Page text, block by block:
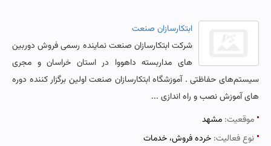
ابتکارسازان صنعت
شرکت ابتکارسازان صنعت نماینده رسمی فروش دوربین
های مداربسته داهووا در استان خراسان و مجری
سیستم‌های حفاظتی . آموزشگاه ابتکارسازان صنعت اولین برگزار کننده دوره
های آموزش نصب و راه اندازی ...
موقعیت: مشهد
نوع فعالیت: خرده فروش، خدمات